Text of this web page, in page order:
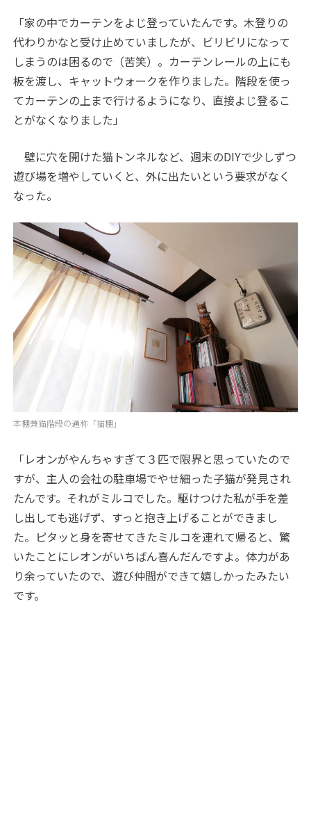
「家の中でカーテンをよじ登っていたんです。木登りの
代わりかなと受け止めていましたが、ビリビリになって
しまうのは困るので（苦笑）。カーテンレールの上にも
板を渡し、キャットウォークを作りました。階段を使っ
てカーテンの上まで行けるようになり、直接よじ登るこ
とがなくなりました」
壁に穴を開けた猫トンネルなど、週末のDIYで少しずつ
遊び場を増やしていくと、外に出たいという要求がなく
なった。
本棚兼猫階段の通称「猫棚」
「レオンがやんちゃすぎて３匹で限界と思っていたので
すが、主人の会社の駐車場でやせ細った子猫が発見され
たんです。それがミルコでした。駆けつけた私が手を差
し出しても逃げず、すっと抱き上げることができまし
た。ピタッと身を寄せてきたミルコを連れて帰ると、驚
いたことにレオンがいちばん喜んだんですよ。体力があ
り余っていたので、遊び仲間ができて嬉しかったみたい
です。